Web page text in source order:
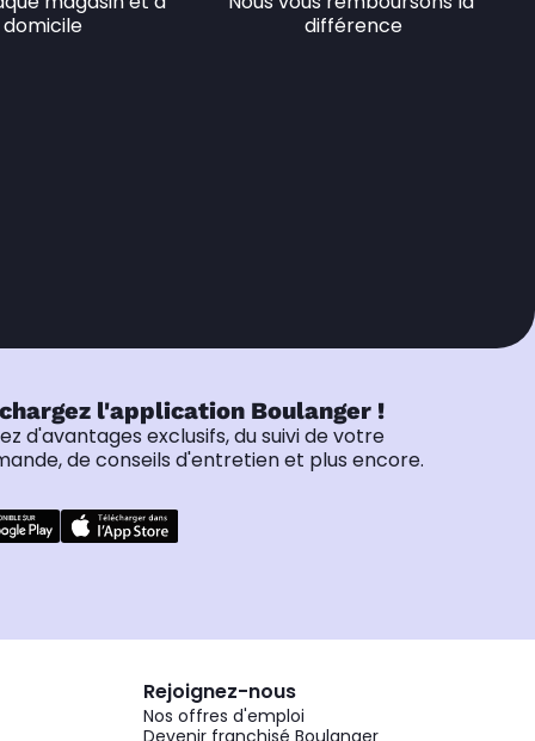
domicile
différence
l'application Boulanger !
d'avantages exclusifs, du suivi de votre
de conseils d'entretien et plus encore.
Rejoignez-nous
Nos offres d'emploi
Devenir franchisé Boulanger